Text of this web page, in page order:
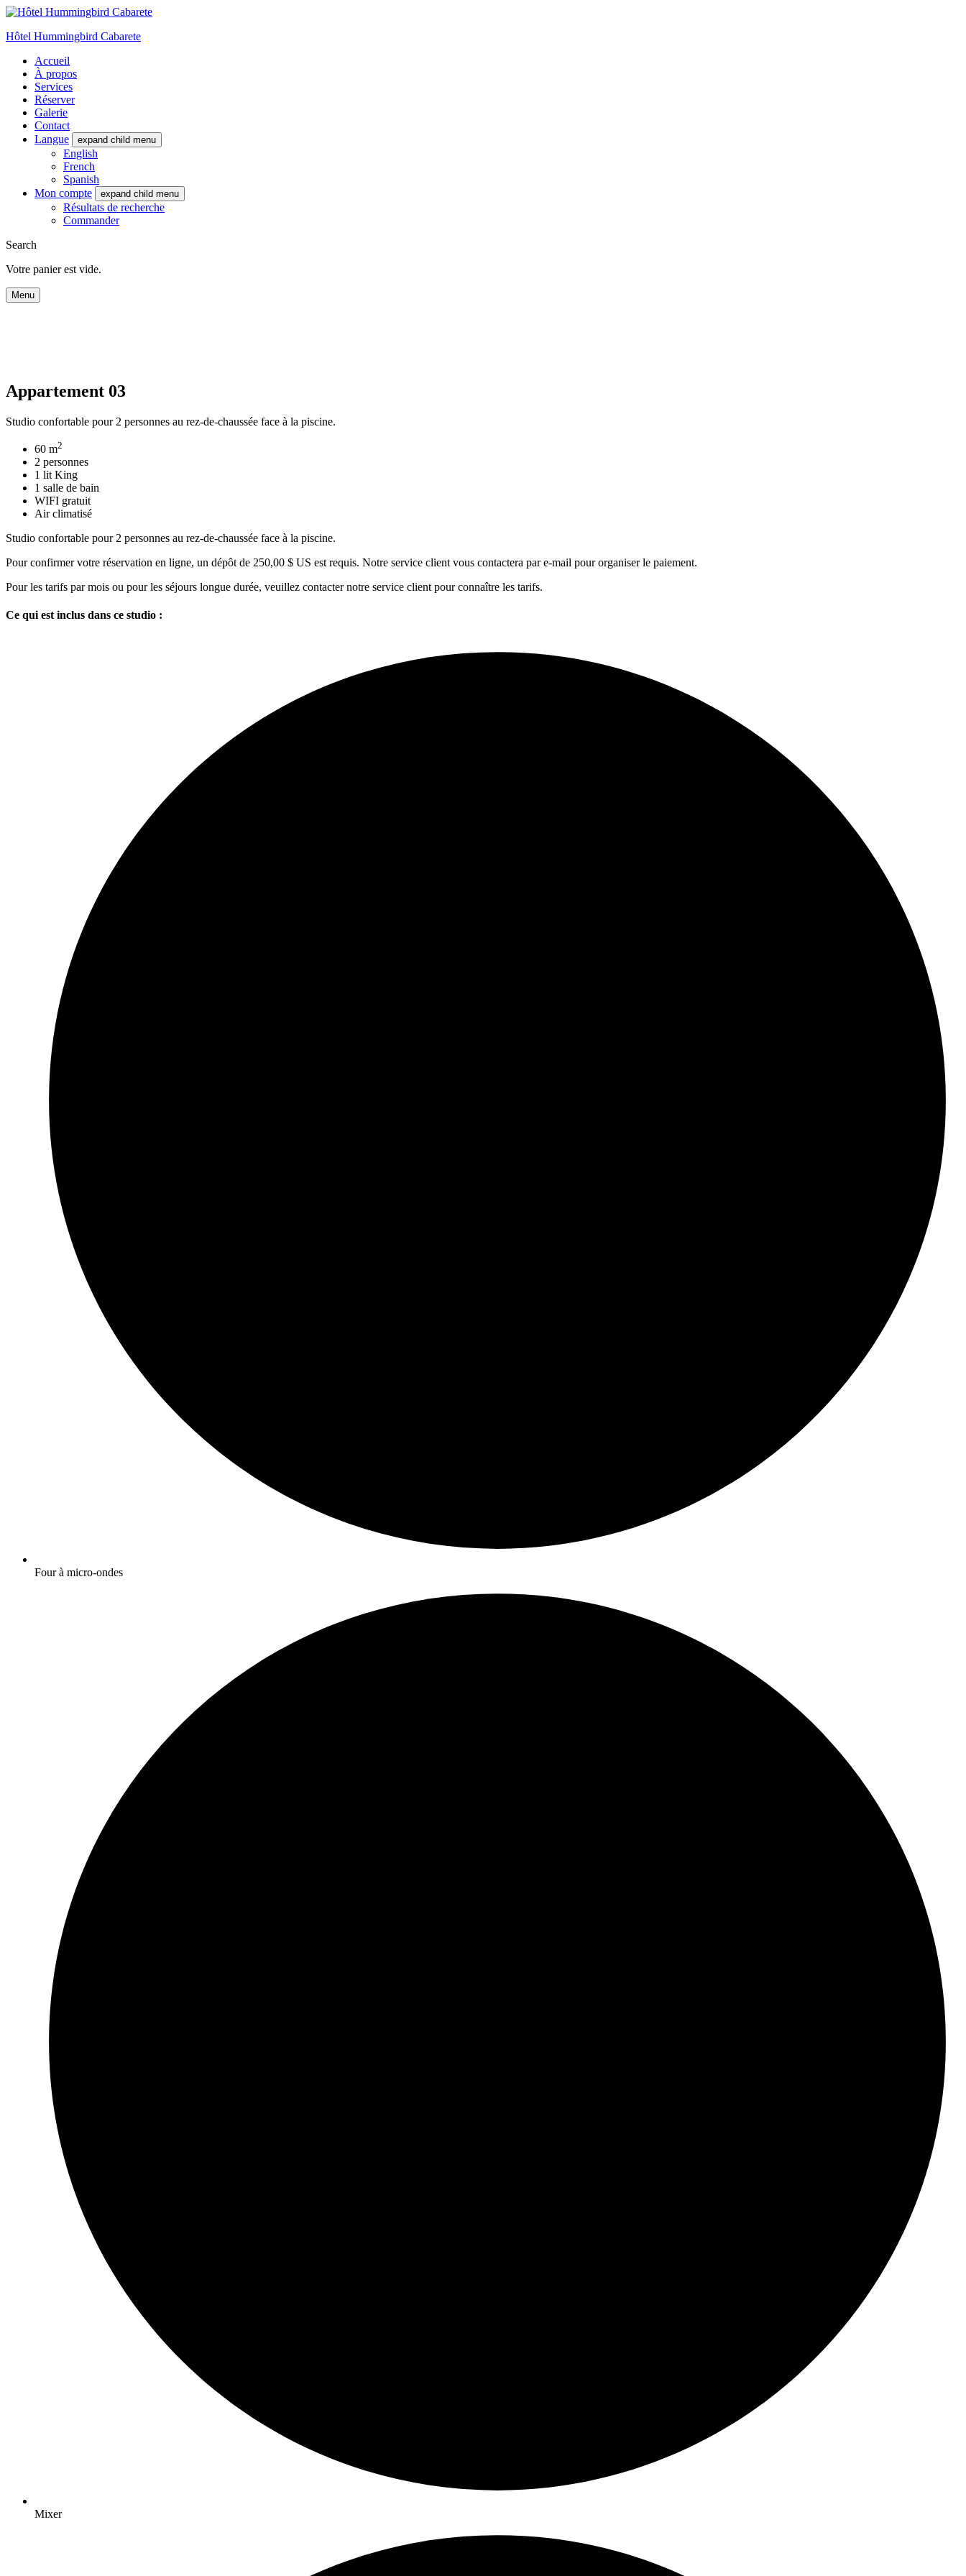
Hôtel Hummingbird Cabarete
Accueil
À propos
Services
Réserver
Galerie
Contact
Langue
expand child menu
English
French
Spanish
Mon compte
expand child menu
Résultats de recherche
Commander
Search
Votre panier est vide.
Menu
Appartement 03
Studio confortable pour 2 personnes au rez-de-chaussée face à la piscine.
60 m2
2 personnes
1 lit King
1 salle de bain
WIFI gratuit
Air climatisé
Studio confortable pour 2 personnes au rez-de-chaussée face à la piscine.
Pour confirmer votre réservation en ligne, un dépôt de 250,00 $ US est requis. Notre service client vous contactera par e-mail pour organiser le paiement.
Pour les tarifs par mois ou pour les séjours longue durée, veuillez contacter notre service client pour connaître les tarifs.
Ce qui est inclus dans ce studio :
Four à micro-ondes
Mixer